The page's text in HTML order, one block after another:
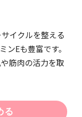
イクルを整える
Eも豊富です。
筋肉の活力を取
る